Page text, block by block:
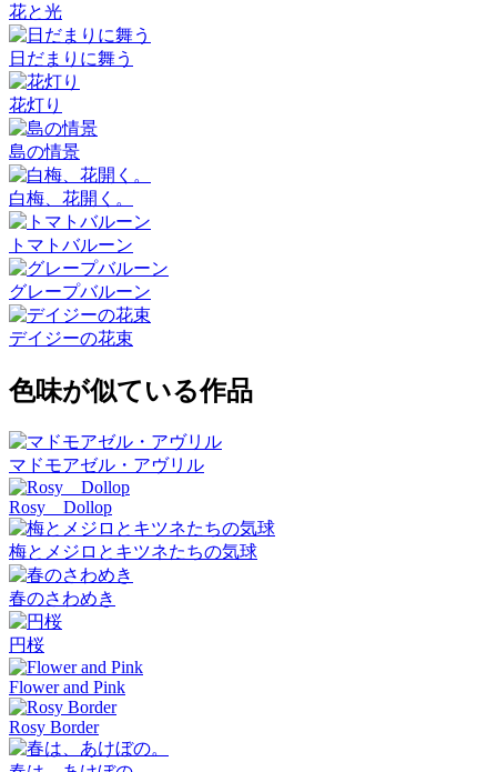
花と光
日だまりに舞う
花灯り
島の情景
白梅、花開く。
トマトバルーン
グレープバルーン
デイジーの花束
色味が似ている作品
マドモアゼル・アヴリル
Rosy Dollop
梅とメジロとキツネたちの気球
春のさわめき
円桜
Flower and Pink
Rosy Border